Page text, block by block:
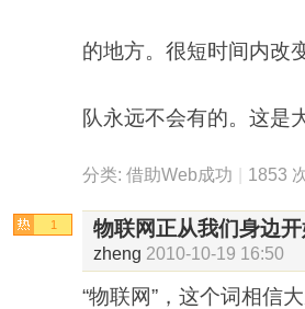
的地方。很短时间内改
队永远不会有的。这是
分类: 借助Web成功 | 1853
1 物联网正从我们身边
zheng 2010-10-19 16:50
“物联网”，这个词相信